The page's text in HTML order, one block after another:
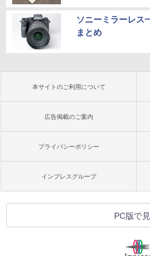
ソニーミラーレス
まとめ
本サイトのご利用について
広告掲載のご案内
プライバシーポリシー
インプレスグループ
PC版で